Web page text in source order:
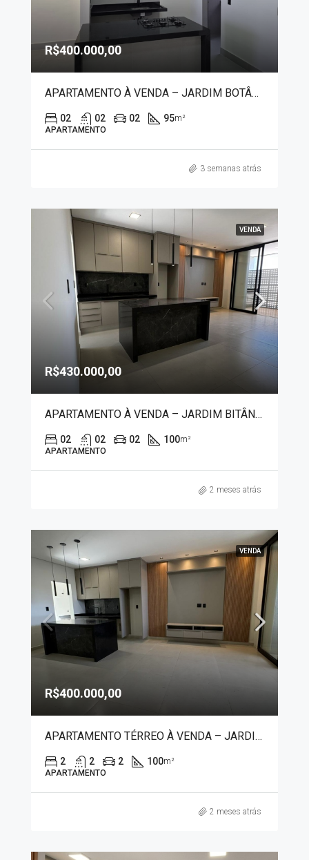
R$400.000,00
APARTAMENTO À VENDA – JARDIM BOTÂNICO 3002
02 02 02 95m²
APARTAMENTO
3 semanas atrás
VENDA
R$430.000,00
APARTAMENTO À VENDA – JARDIM BITÂNICO 50007
02 02 02 100m²
APARTAMENTO
2 meses atrás
VENDA
R$400.000,00
APARTAMENTO TÉRREO À VENDA – JARDIM BOTÂNICO 50004
2 2 2 100m²
APARTAMENTO
2 meses atrás